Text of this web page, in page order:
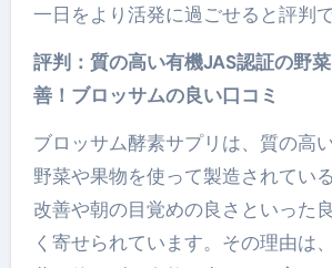
一日をより活発に過ごせると評判で
評判：質の高い有機JAS認証の野
善！ブロッサムの良い口コミ
ブロッサム酵素サプリは、質の高
野菜や果物を使って製造されてい
改善や朝の目覚めの良さといった
く寄せられています。その理由は